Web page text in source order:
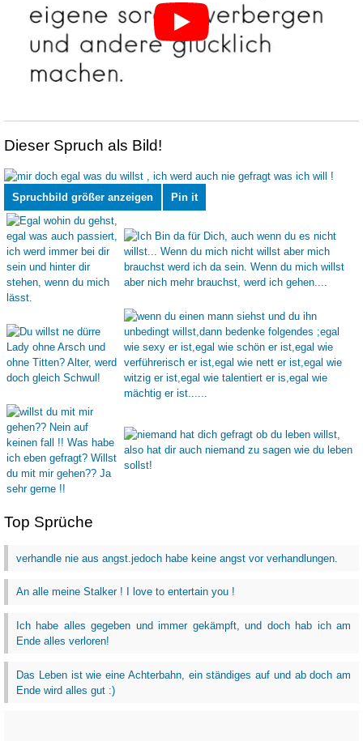
Dieser Spruch als Bild!
Spruchbild größer anzeigen Pin it
Top Sprüche
verhandle nie aus angst.jedoch habe keine angst vor verhandlungen.
An alle meine Stalker ! I love to entertain you !
Ich habe alles gegeben und immer gekämpft, und doch hab ich am
Ende alles verloren!
Das Leben ist wie eine Achterbahn, ein ständiges auf und ab doch am
Ende wird alles gut :)